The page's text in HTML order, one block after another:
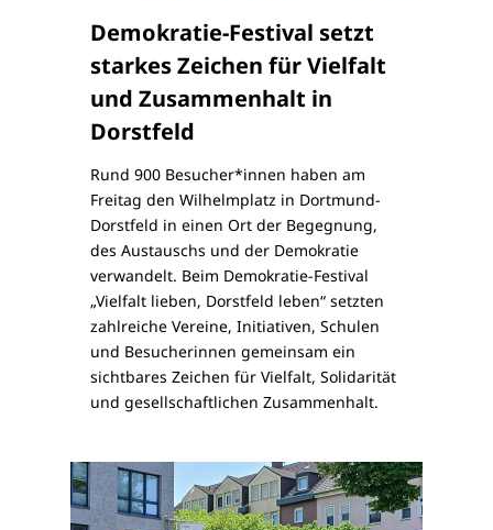
Demokratie-Festival setzt
starkes Zeichen für Vielfalt
und Zusammenhalt in
Dorstfeld
Rund 900 Besucher*innen haben am
Freitag den Wilhelmplatz in Dortmund-
Dorstfeld in einen Ort der Begegnung,
des Austauschs und der Demokratie
verwandelt. Beim Demokratie-Festival
„Vielfalt lieben, Dorstfeld leben“ setzten
zahlreiche Vereine, Initiativen, Schulen
und Besucherinnen gemeinsam ein
sichtbares Zeichen für Vielfalt, Solidarität
und gesellschaftlichen Zusammenhalt.